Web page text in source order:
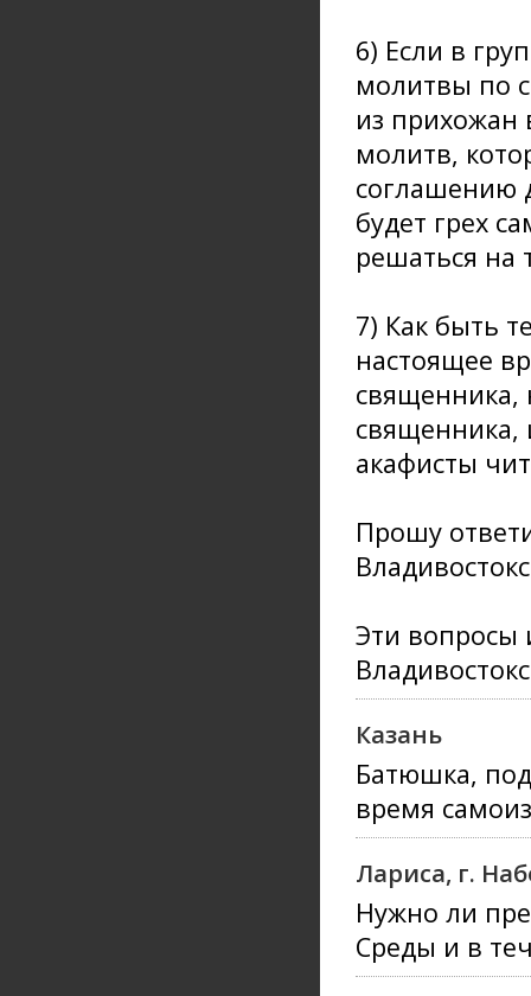
6) Если в
молитвы по
из прихожан
молитв,
соглашению
будет грех
решаться на
7) Как быть
настоящее
священника,
священника,
акафисты
Прошу
Эти вопросы
Казань
Батюшка,
время
Лариса, г.
Нужно ли
Среды и в